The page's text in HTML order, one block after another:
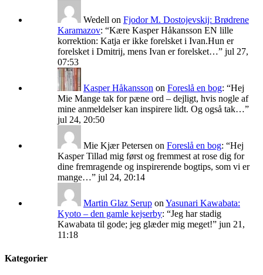
Wedell on Fjodor M. Dostojevskij: Brødrene
Karamazov: “Kære Kasper Håkansson EN lille
korrektion: Katja er ikke forelsket i Ivan.Hun er
forelsket i Dmitrij, mens Ivan er forelsket…” jul 27,
07:53
Kasper Håkansson on Foreslå en bog: “Hej
Mie Mange tak for pæne ord – dejligt, hvis nogle af
mine anmeldelser kan inspirere lidt. Og også tak…”
jul 24, 20:50
Mie Kjær Petersen on Foreslå en bog: “Hej
Kasper Tillad mig først og fremmest at rose dig for
dine fremragende og inspirerende bogtips, som vi er
mange…” jul 24, 20:14
Martin Glaz Serup on Yasunari Kawabata:
Kyoto – den gamle kejserby: “Jeg har stadig
Kawabata til gode; jeg glæder mig meget!” jun 21,
11:18
Kategorier